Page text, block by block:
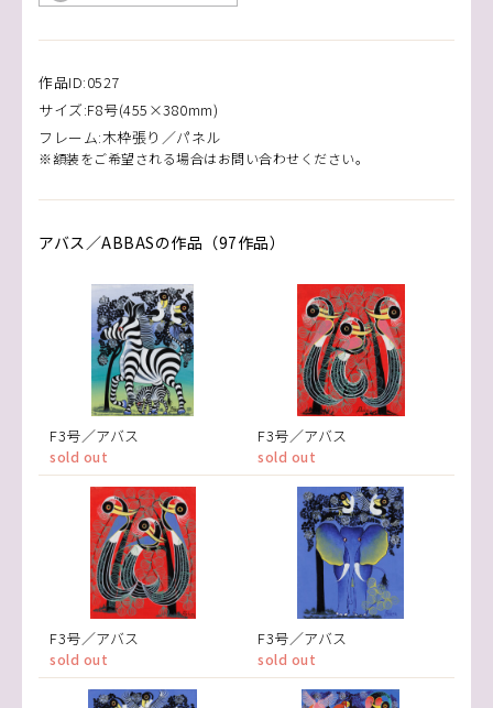
作品ID:0527
サイズ:F8号(455×380mm)
フレーム:木枠張り／パネル
※額装をご希望される場合はお問い合わせください。
アバス／ABBASの作品（97作品）
F3号／アバス
sold out
F3号／アバス
sold out
F3号／アバス
sold out
F3号／アバス
sold out